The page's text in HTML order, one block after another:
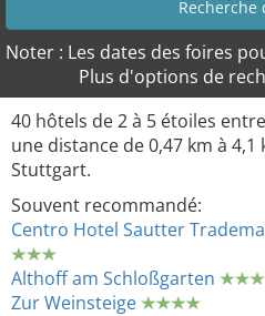
Noter : Les dates des foires
Plus d'options de
40 hôtels de 2 à 5 étoiles
une distance de 0,47 km à
Stuttgart.
Souvent recommandé:
Centro Hotel Sautter
Althoff am Schloßgarten
Zur Weinsteige